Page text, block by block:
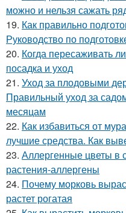
можно и нельзя сажать
19. Как правильно
Руководство по
20. Когда пересаживать
посадка и уход
21. Уход за плодовыми
Правильный уход за
месяцам
22. Как избавиться от
лучшие средства. Как
23. Аллергенные цветы в
растения-аллергены
24. Почему морковь
растет рогатая